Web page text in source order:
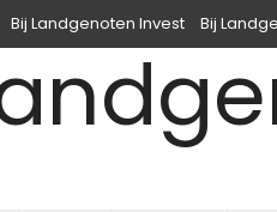
Bij Landgenoten Invest Bij